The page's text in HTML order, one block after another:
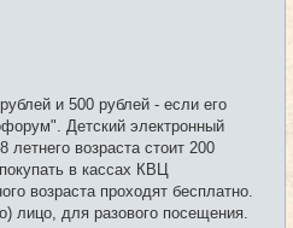
и 500 рублей - если его
Детский электронный
возраста стоит 200
в кассах КВЦ
возраста проходят бесплатно.
лицо, для разового посещения.